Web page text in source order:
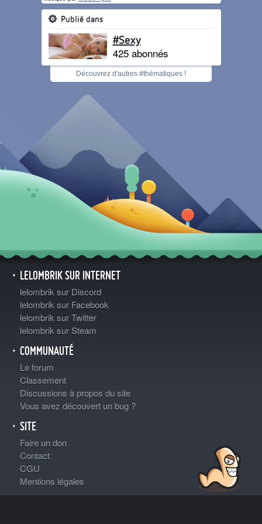
Publié dans
#Sexy
425 abonnés
Découvrez d'autres #thématiques !
LELOMBRIK SUR INTERNET
lelombrik sur Discord
lelombrik sur Facebook
lelombrik sur Twitter
lelombrik sur Steam
COMMUNAUTÉ
Le forum
Classement
Discussions à propos du site
Vous avez découvert un bug ?
SITE
Faire un don
Contact
CGU
Mentions légales